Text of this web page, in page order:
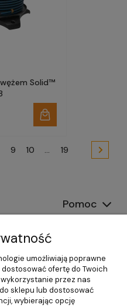
wężem Solid™
9 10 ... 19
Pomoc
Moje konto
Gwarancja i zwroty
umożliwiają poprawne
ofertę do Twoich
przez nas
sklepu lub dostosować
wybierając opcję